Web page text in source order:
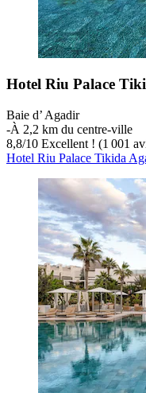
Hotel Riu Palace
Baie d’ Agadir
‐À 2,2 km du centre-ville
8,8/10 Excellent ! (1 001
Hotel Riu Palace Tikida